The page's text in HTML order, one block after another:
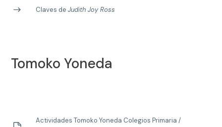
Claves deJudith Joy Ross
Tomoko Yoneda
Actividades Tomoko Yoneda Colegios Primaria /